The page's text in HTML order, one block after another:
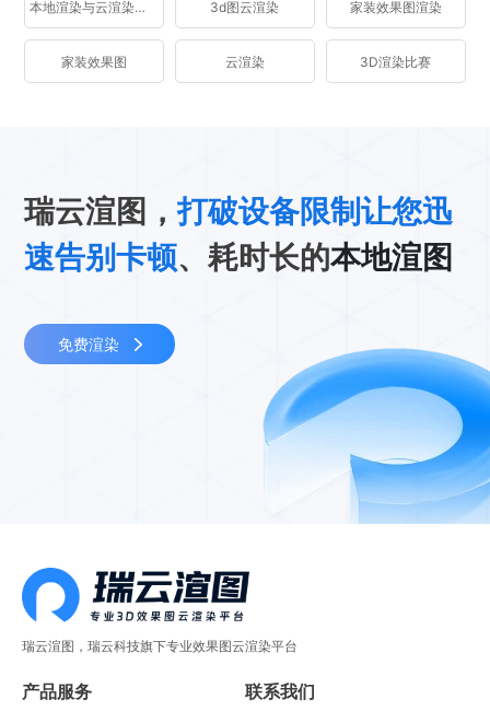
本地渲染与云渲染区别 3d图云渲染 家装效果图渲染
家装效果图 云渲染 3D渲染比赛
瑞云渲图，打破设备限制让您迅
速告别卡顿、耗时长的本地渲图
免费渲染
瑞云渲图，瑞云科技旗下专业效果图云渲染平台
产品服务 联系我们